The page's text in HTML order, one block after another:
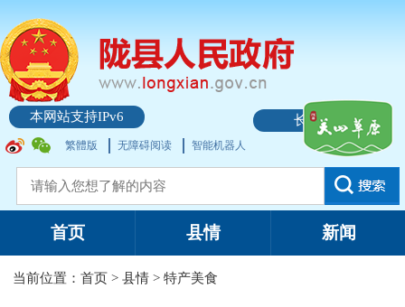
本网站支持IPv6 长者模式
繁體版 无障碍阅读 智能机器人
首页 县情 新闻
当前位置：首页 >县情 >特产美食